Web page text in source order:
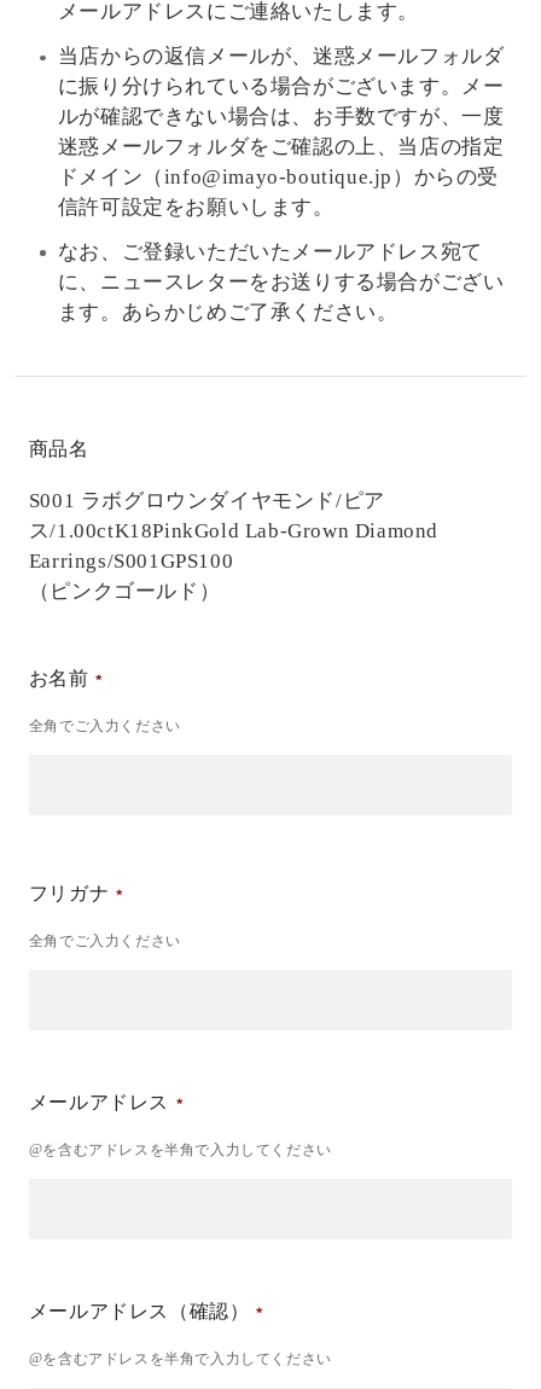
メールアドレスにご連絡いたします。
当店からの返信メールが、迷惑メールフォルダ
に振り分けられている場合がございます。メー
ルが確認できない場合は、お手数ですが、一度
迷惑メールフォルダをご確認の上、当店の指定
ドメイン（info@imayo-boutique.jp）からの受
信許可設定をお願いします。
なお、ご登録いただいたメールアドレス宛て
に、ニュースレターをお送りする場合がござい
ます。あらかじめご了承ください。
商品名
S001 ラボグロウンダイヤモンド/ピア
ス/1.00ctK18PinkGold Lab-Grown Diamond
Earrings/S001GPS100
（ピンクゴールド）
お名前
全角でご入力ください
フリガナ
全角でご入力ください
メールアドレス
@を含むアドレスを半角で入力してください
メールアドレス（確認）
@を含むアドレスを半角で入力してください